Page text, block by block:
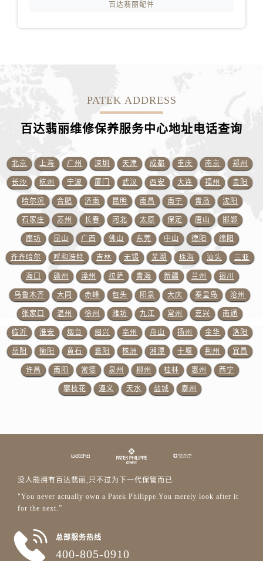
浙江省湖州市吴兴区劳动路百达翡丽售后服务中心（需提前预约）
浙江省金华市金东区东市南街777号金华万达广场4号楼22楼2209室百达翡丽售后服务中心（需提前预约）
浙江省丽水市莲都区解放街百达翡丽售后服务中心（需提前预约）
浙江省宁波市江北区大闸南路500号来福士广场办公楼20层2009室百达翡丽售后服务中心（需提前预约）
浙江省衢州市柯城区上街百达翡丽售后服务中心（需提前预约）
浙江省绍兴市越城区胜利东路379号世茂天际中心写字楼8层805室百达翡丽售后服务中心（需提前预约）
浙江省舟山市定海区解放东路百达翡丽售后服务中心（需提前预约）
澳门特别行政区大堂区议事亭前地（新马路）百达翡丽售后服务中心（需提前预约）
澳门特别行政区风顺堂区南湾大马路百达翡丽售后服务中心（需提前预约）
澳门特别行政区花地玛堂区关闸广场百达翡丽售后服务中心（需提前预约）
澳门特别行政区花王堂区大三巴商圈百达翡丽售后服务中心（需提前预约）
澳门特别行政区嘉模堂区官也街百达翡丽售后服务中心（需提前预约）
澳门省路氹城市金光大道百达翡丽售后服务中心（需提前预约）
澳门特别行政区望德堂区塔石广场百达翡丽售后服务中心（需提前预约）
福建省福州市晋安区竹屿路6号东二环泰禾广场2号楼5层509室百达翡丽售后服务中心（需提前预约）
广东省广州市越秀区环市东路371-375号世界贸易中心大厦南塔15层1507室百达翡丽售后服务中心（需提前预约）
百达翡丽配件
PATEK ADDRESS
百达翡丽维修保养服务中心地址电话查询
北京 上海 广州 深圳 天津 成都 重庆 南京 郑州
长沙 杭州 宁波 厦门 武汉 西安 大连 福州 贵阳
哈尔滨 合肥 济南 昆明 南昌 南宁 青岛 沈阳
石家庄 苏州 长春 河北 太原 保定 唐山 邯郸
廊坊 昆山 广西 佛山 东莞 中山 德阳 绵阳
齐齐哈尔 呼和浩特 吉林 无锡 芜湖 珠海 汕头 三亚
海口 赣州 漳州 拉萨 青海 新疆 兰州 银川
乌鲁木齐 大同 赤峰 包头 阳泉 大庆 秦皇岛 沧州
张家口 温州 徐州 潍坊 九江 常州 嘉兴 南通
临沂 淮安 烟台 绍兴 亳州 舟山 扬州 金华 洛阳
岳阳 衡阳 黄石 襄阳 株洲 湘潭 十堰 荆州 宜昌
许昌 南阳 常德 泉州 柳州 桂林 惠州 西宁
攀枝花 遵义 天水 盐城 泰州
没人能拥有百达翡丽,只不过为下一代保管而已
"You never actually own a Patek Philippe.You merely look after it
for the next.”
总部服务热线
400-805-0910